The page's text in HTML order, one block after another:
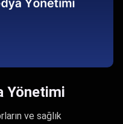
Yönetimi
ve sağlık